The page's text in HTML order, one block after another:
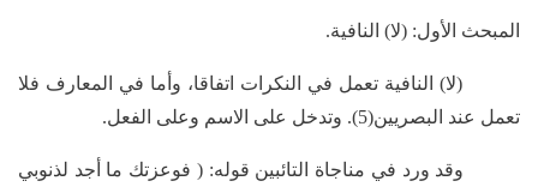
المبحث الأول: (لا) النافية.
(لا) النافية تعمل في النكرات اتفاقا، وأما في المعارف فلا
تعمل عند البصريين(5). وتدخل على الاسم وعلى الفعل.
وقد ورد في مناجاة التائبين قوله: ( فوعزتك ما أجد لذنوبي